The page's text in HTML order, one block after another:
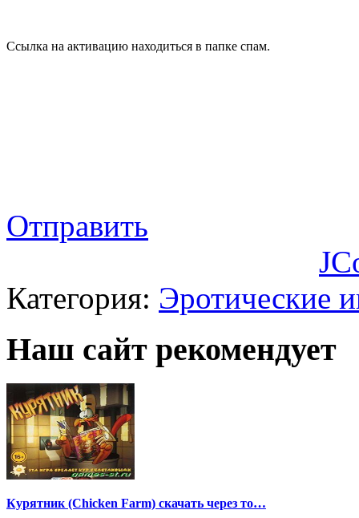
Ссылка на активацию находиться в папке спам.
Отправить
Категория: Эротические
Наш сайт рекомендует
Курятник (Chicken Farm) скачать через то…